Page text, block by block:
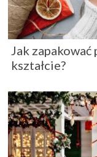
Jak
kształcie?